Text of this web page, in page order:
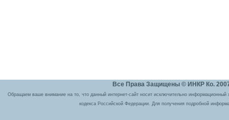
Все Права Защищены © ИНКР Ко.
Обращаем ваше внимание на то, что данный интернет-сайт носит исключительно
кодекса Российской Федерации. Для получения подробной